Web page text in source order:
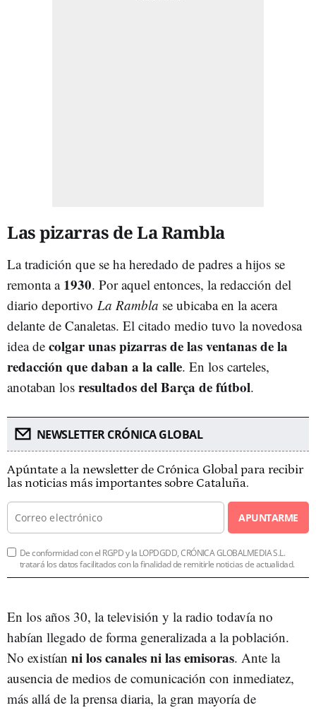
Las pizarras de La Rambla
La tradición que se ha heredado de padres a hijos se
remonta a 1930. Por aquel entonces, la redacción del
diario deportivo La Rambla se ubicaba en la acera
delante de Canaletas. El citado medio tuvo la novedosa
idea de colgar unas pizarras de las ventanas de la
redacción que daban a la calle. En los carteles,
anotaban los resultados del Barça de fútbol.
NEWSLETTER CRÓNICA GLOBAL
Apúntate a la newsletter de Crónica Global para recibir
las noticias más importantes sobre Cataluña.
APUNTARME
De conformidad con el RGPD y la LOPDGDD, CRÓNICA GLOBALMEDIA S.L.
tratará los datos facilitados con la finalidad de remitirle noticias de actualidad.
En los años 30, la televisión y la radio todavía no
habían llegado de forma generalizada a la población.
No existían ni los canales ni las emisoras. Ante la
ausencia de medios de comunicación con inmediatez,
más allá de la prensa diaria, la gran mayoría de